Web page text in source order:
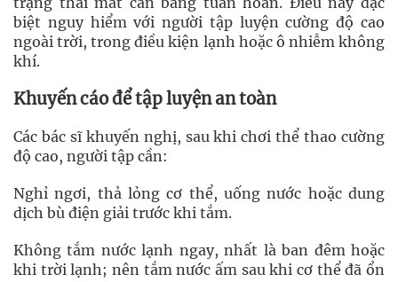
biệt nguy hiểm với người tập luyện cường độ cao
ngoài trời, trong điều kiện lạnh hoặc ô nhiễm không
khí.
Khuyến cáo để tập luyện an toàn
Các bác sĩ khuyến nghị, sau khi chơi thể thao cường
độ cao, người tập cần:
Nghỉ ngơi, thả lỏng cơ thể, uống nước hoặc dung
dịch bù điện giải trước khi tắm.
Không tắm nước lạnh ngay, nhất là ban đêm hoặc
khi trời lạnh; nên tắm nước ấm sau khi cơ thể đã ổn